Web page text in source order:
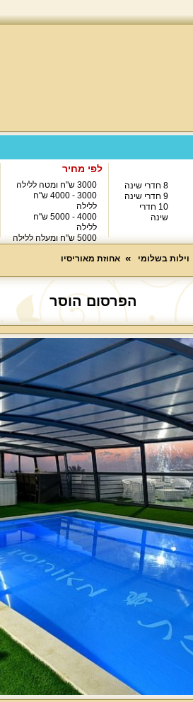
8 חדרי שינה
9 חדרי שינה
10 חדרי
שינה
לפי מחיר
3000 ש"ח ומטה ללילה
3000 - 4000 ש"ח
ללילה
4000 - 5000 ש"ח
ללילה
5000 ש"ח ומעלה ללילה
וילות בשלומי אחוזת מאוריסיו
הפרסום הוסר